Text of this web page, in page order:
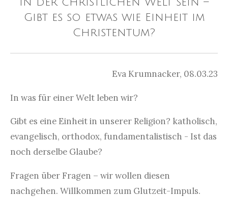
Gibt es so etwas wie Einheit im
Christentum?
Eva Krumnacker, 08.03.23
In was für einer Welt leben wir?
Gibt es eine Einheit in unserer Religion? katholisch,
evangelisch, orthodox, fundamentalistisch - Ist das
noch derselbe Glaube?
Fragen über Fragen – wir wollen diesen
nachgehen. Willkommen zum Glutzeit-Impuls.